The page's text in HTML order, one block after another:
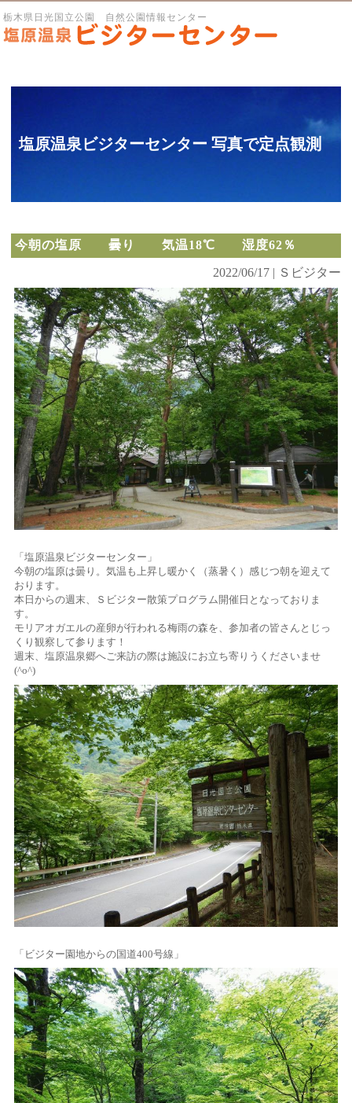
栃木県日光国立公園 自然公園情報センター
塩原温泉ビジターセンター 写真で定点観測
今朝の塩原 曇り 気温18℃ 湿度62％
2022/06/17 | Ｓビジター
「塩原温泉ビジターセンター」
今朝の塩原は曇り。気温も上昇し暖かく（蒸暑く）感じつ朝を迎えて
おります。
本日からの週末、Ｓビジター散策プログラム開催日となっておりま
す。
モリアオガエルの産卵が行われる梅雨の森を、参加者の皆さんとじっ
くり観察して参ります！
週末、塩原温泉郷へご来訪の際は施設にお立ち寄りうくださいませ
(^o^)
「ビジター園地からの国道400号線」